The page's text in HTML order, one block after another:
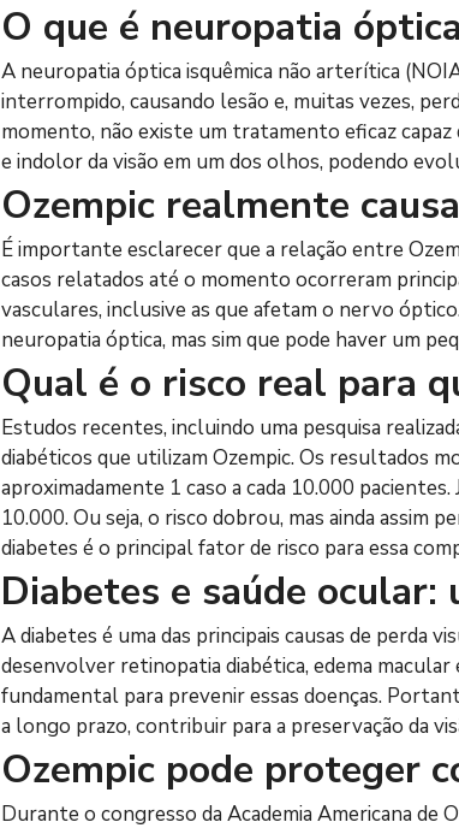
O que é neuropatia
A neuropatia óptica isquêmica não arterítica
interrompido, causando lesão e, muitas vezes,
momento, não existe um tratamento eficaz
e indolor da visão em um dos olhos, podendo
Ozempic realmente
É importante esclarecer que a relação entre
casos relatados até o momento ocorreram
vasculares, inclusive as que afetam o nervo
neuropatia óptica, mas sim que pode haver um
Qual é o risco real para
Estudos recentes, incluindo uma pesquisa
diabéticos que utilizam Ozempic. Os resultados
aproximadamente 1 caso a cada 10.000
10.000. Ou seja, o risco dobrou, mas ainda assim
diabetes é o principal fator de risco para essa
Diabetes e saúde ocular:
A diabetes é uma das principais causas de perda
desenvolver retinopatia diabética, edema
fundamental para prevenir essas doenças.
a longo prazo, contribuir para a preservação da
Ozempic pode proteger
Durante o congresso da Academia Americana de